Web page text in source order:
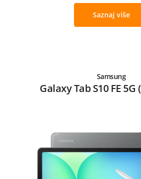
Saznaj više
Samsung
Galaxy Tab S10 FE 5G